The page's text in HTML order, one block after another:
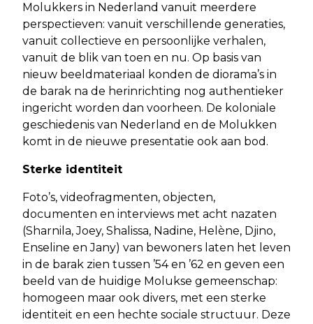
Molukkers in Nederland vanuit meerdere
perspectieven: vanuit verschillende generaties,
vanuit collectieve en persoonlijke verhalen,
vanuit de blik van toen en nu. Op basis van
nieuw beeldmateriaal konden de diorama’s in
de barak na de herinrichting nog authentieker
ingericht worden dan voorheen. De koloniale
geschiedenis van Nederland en de Molukken
komt in de nieuwe presentatie ook aan bod.
Sterke identiteit
Foto’s, videofragmenten, objecten,
documenten en interviews met acht nazaten
(Sharnila, Joey, Shalissa, Nadine, Helène, Djino,
Enseline en Jany) van bewoners laten het leven
in de barak zien tussen ’54 en ’62 en geven een
beeld van de huidige Molukse gemeenschap:
homogeen maar ook divers, met een sterke
identiteit en een hechte sociale structuur. Deze